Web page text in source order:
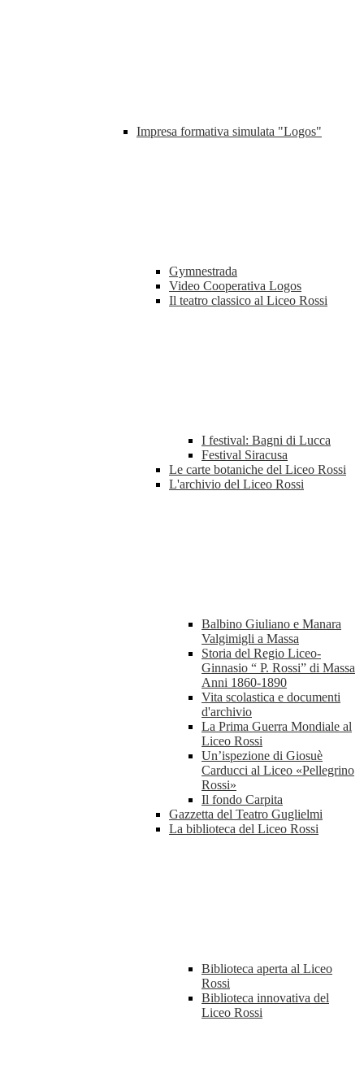
Impresa formativa simulata "Logos"
Gymnestrada
Video Cooperativa Logos
Il teatro classico al Liceo Rossi
I festival: Bagni di Lucca
Festival Siracusa
Le carte botaniche del Liceo Rossi
L'archivio del Liceo Rossi
Balbino Giuliano e Manara
Valgimigli a Massa
Storia del Regio Liceo-
Ginnasio “ P. Rossi” di Massa
Anni 1860-1890
Vita scolastica e documenti
d'archivio
La Prima Guerra Mondiale al
Liceo Rossi
Un’ispezione di Giosuè
Carducci al Liceo «Pellegrino
Rossi»
Il fondo Carpita
Gazzetta del Teatro Guglielmi
La biblioteca del Liceo Rossi
Biblioteca aperta al Liceo
Rossi
Biblioteca innovativa del
Liceo Rossi